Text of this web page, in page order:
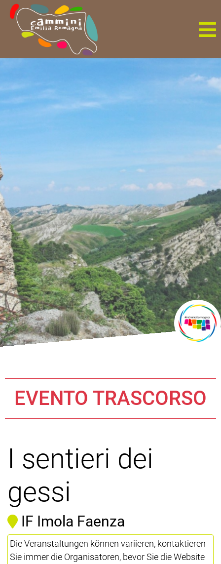
EVENTO TRASCORSO
I sentieri dei
gessi
IF Imola Faenza
Die Veranstaltungen können variieren, kontaktieren
Sie immer die Organisatoren, bevor Sie die Website